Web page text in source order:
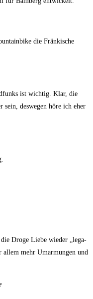
die Frän­ki­sche
ist wich­tig. Klar, die
sein, des­we­gen höre ich eher
die Dro­ge Lie­be wie­der „lega­
mehr Umar­mun­gen und